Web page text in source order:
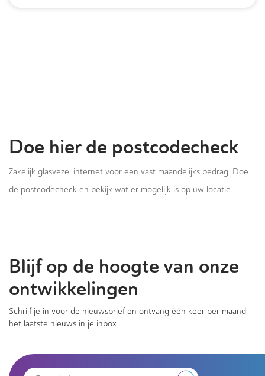
Doe hier de postcodecheck
Zakelijk glasvezel internet voor een vast maandelijks bedrag. Doe
de postcodecheck en bekijk wat er mogelijk is op uw locatie.
Blijf op de hoogte van onze
ontwikkelingen
Schrijf je in voor de nieuwsbrief en ontvang één keer per maand
het laatste nieuws in je inbox.